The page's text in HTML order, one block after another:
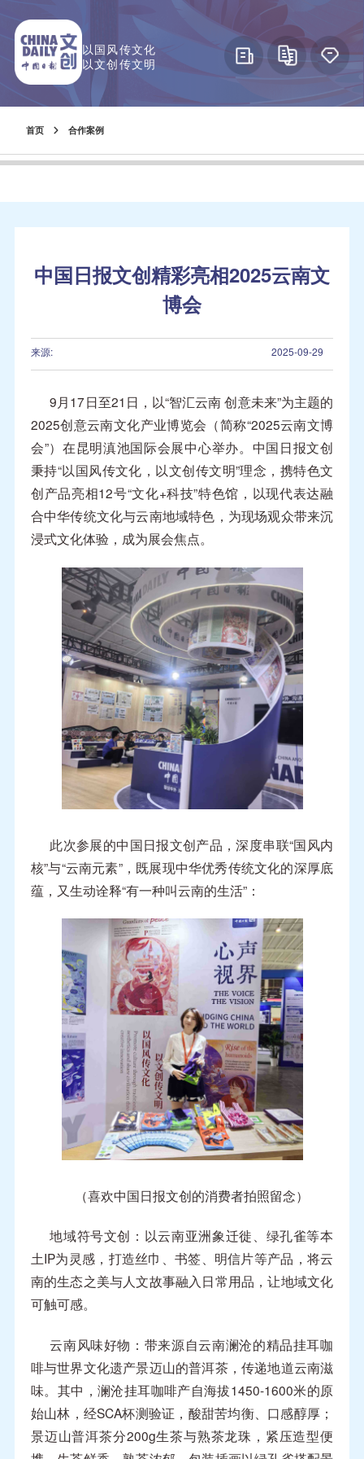
以国风传文化
以文创传文明
首页 合作案例
中国日报文创精彩亮相2025云南文
博会
来源: 2025-09-29
9月17日至21日，以“智汇云南 创意未来”为主题的
2025创意云南文化产业博览会（简称“2025云南文博
会”）在昆明滇池国际会展中心举办。中国日报文创
秉持“以国风传文化，以文创传文明”理念，携特色文
创产品亮相12号“文化+科技”特色馆，以现代表达融
合中华传统文化与云南地域特色，为现场观众带来沉
浸式文化体验，成为展会焦点。
此次参展的中国日报文创产品，深度串联“国风内
核”与“云南元素”，既展现中华优秀传统文化的深厚底
蕴，又生动诠释“有一种叫云南的生活”：
（喜欢中国日报文创的消费者拍照留念）
地域符号文创：以云南亚洲象迁徙、绿孔雀等本
土IP为灵感，打造丝巾、书签、明信片等产品，将云
南的生态之美与人文故事融入日常用品，让地域文化
可触可感。
云南风味好物：带来源自云南澜沧的精品挂耳咖
啡与世界文化遗产景迈山的普洱茶，传递地道云南滋
味。其中，澜沧挂耳咖啡产自海拔1450-1600米的原
始山林，经SCA杯测验证，酸甜苦均衡、口感醇厚；
景迈山普洱茶分200g生茶与熟茶龙珠，紧压造型便